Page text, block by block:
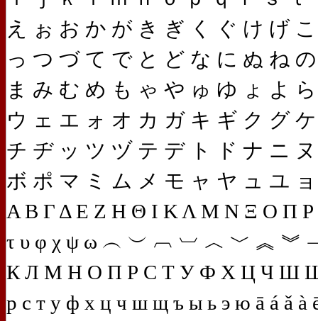
え ぉ お か が き ぎ く ぐ け げ
っ つ づ て で と ど な に ぬ ね
ま み む め も ゃ や ゅ ゆ ょ よ
ウ ェ エ ォ オ カ ガ キ ギ ク グ
チ ヂ ッ ツ ヅ テ デ ト ド ナ ニ
ボ ポ マ ミ ム メ モ ャ ヤ ュ ユ
Α Β Γ Δ Ε Ζ Η Θ Ι Κ Λ Μ Ν Ξ Ο Π Ρ Σ
τ υ φ χ ψ ω ︵ ︶ ︹ ︺ ︿ ﹀ ︽
К Л М Н О П Р С Т У Ф Х Ц Ч Ш Щ
р с т у ф х ц ч ш щ ъ ы ь э ю ā á ǎ à